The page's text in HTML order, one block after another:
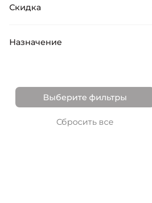
Скидка
Назначение
Сбросить все
Выберите фильтры